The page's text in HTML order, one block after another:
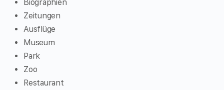
Biographien
Zeitungen
Ausflüge
Museum
Park
Zoo
Restaurant